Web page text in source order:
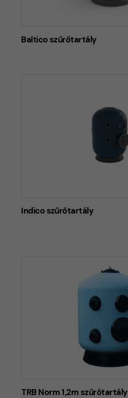
Baltico szűrőtartály
Indico szűrőtartály
TRB Norm 1,2m szűrőtartály